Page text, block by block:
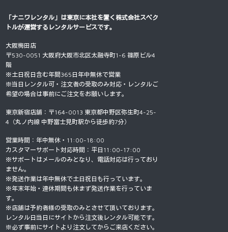
「ナニワレンタル」は東京に本社を置く 株式会社スペク
トルが運営するレンタルサービスです。
大阪梅田店
〒530-0051 大阪府大阪市北区太融寺町1-6 篠原ビル4
階
※土日祝日含む年間365日年中無休で営業
※当日レンタル可・注文者の受取のみ対応・レンタルご
希望の場合は事前にご注文をお願いします。
東京新宿店舗：〒164-0013 東京都中野区弥生町4-25-
4（丸ノ内線 中野富士見町駅から徒歩約7分）
営業時間：年中無休・11:00-18:00
カスタマーサポート対応時間：平日11:00-17:00
※サポートはメールのみとなり、電話対応は行っており
ません。
※発送作業は年中無休で土日祝日も行っています。
※年末年始・連休期間も休まず発送作業を行っていま
す。
※店舗は予約者様の受取のみとさせて頂いております。
レンタル日当日にサイトから注文後レンタル可能です。
※必ず事前にサイトより注文してからご来店ください。